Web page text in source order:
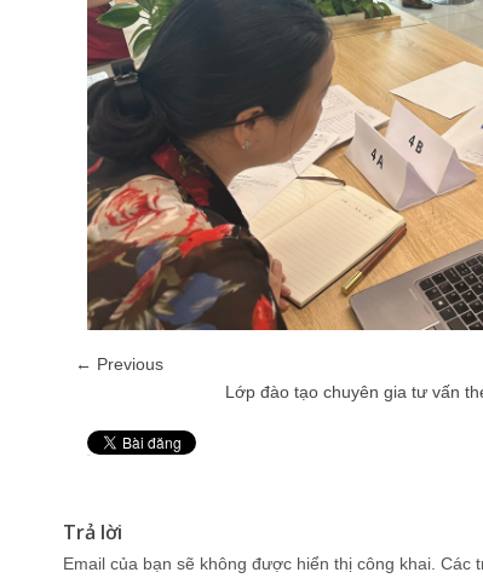
← Previous
Lớp đào tạo chuyên gia tư vấn
Trả lời
Email của bạn sẽ không được hiển thị công khai. Các